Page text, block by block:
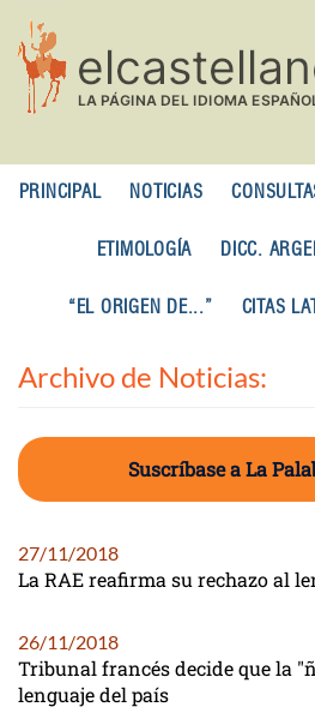
contenido
principal
PRINCIPAL NOTICIAS
ETIMOLOGÍA DICC.
“EL ORIGEN DE...” CITAS
Archivo de Noticias:
Suscríbase a La
27/11/2018
La RAE reafirma su rechazo al
26/11/2018
Tribunal francés decide que la
lenguaje del país